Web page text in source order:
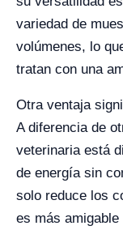
variedad de
volúmenes, lo
tratan con una
Otra ventaja
A diferencia de
veterinaria está
de energía sin
solo reduce los
es más